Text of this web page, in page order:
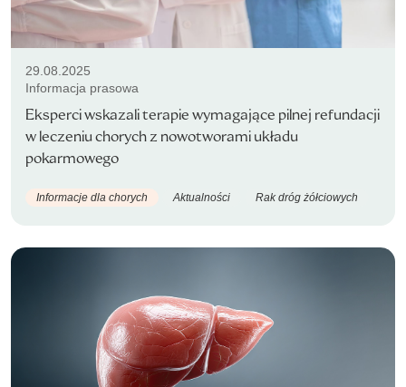
29.08.2025
Informacja prasowa
Eksperci wskazali terapie wymagające pilnej refundacji
w leczeniu chorych z nowotworami układu
pokarmowego
Informacje dla chorych Aktualności Rak dróg żółciowych